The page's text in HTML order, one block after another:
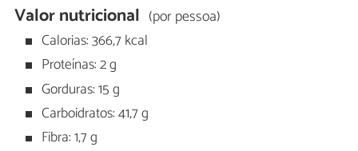
Valor nutricional (por pessoa)
Calorias: 366,7 kcal
Proteínas: 2 g
Gorduras: 15 g
Carboidratos: 41,7 g
Fibra: 1,7 g